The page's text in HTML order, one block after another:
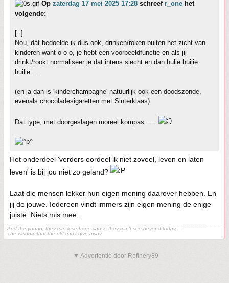
Op zaterdag 17 mei 2025 17:28 schreef r_one het
volgende:
[..]
Nou, dát bedoelde ik dus ook, drinken/roken buiten het zicht van
kinderen want o o o, je hebt een voorbeeldfunctie en als jij
drinkt/rookt normaliseer je dat intens slecht en dan hulie huilie
huilie ....
(en ja dan is 'kinderchampagne' natuurlijk ook een doodszonde,
evenals chocoladesigaretten met Sinterklaas)
Dat type, met doorgeslagen moreel kompas .....
Het onderdeel 'verders oordeel ik niet zoveel, leven en laten
leven' is bij jou niet zo geland?
Laat die mensen lekker hun eigen mening daarover hebben. En
jij de jouwe. Iedereen vindt immers zijn eigen mening de enige
juiste. Niets mis mee.
And the young, they can lose hope cause they can't see beyond today,. ..
The wisdom that the old can't give away
▼ Advertentie door Refinery89